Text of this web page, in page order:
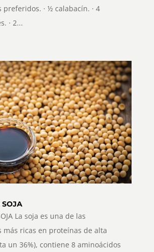
preferidos. · ½ calabacín. · 4
· 2...
SOJA
La soja es una de las
más ricas en proteínas de alta
un 36%), contiene 8 aminoácidos